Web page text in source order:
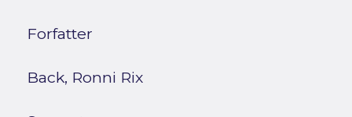
Forfatter
Back, Ronni Rix